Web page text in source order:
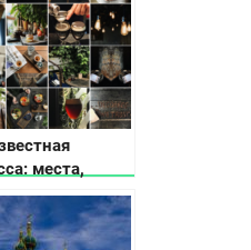
места,
и кофейни,
вы не